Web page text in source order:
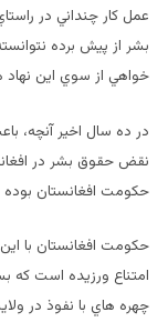
عمل كار چنداني در
بشر از پيش برده
خواهي از سوي اين
در ده سال اخير آنچه،
نقض حقوق بشر در
حكومت افغانستان
حكومت افغانستان با
امتناع ورزيده است كه
چهره هاي با نفوذ در